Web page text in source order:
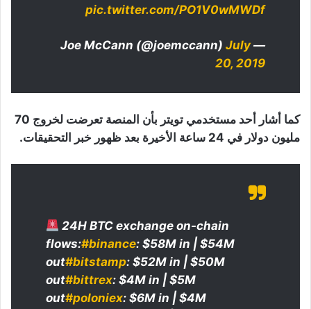
pic.twitter.com/PO1V0wMWDf
— Joe McCann (@joemccann)
July
20, 2019
كما أشار أحد مستخدمي تويتر بأن المنصة تعرضت لخروج 70
مليون دولار في 24 ساعة الأخيرة بعد ظهور خبر التحقيقات.
24H BTC exchange on-chain
flows:#binance: $58M in | $54M
out#bitstamp: $52M in | $50M
out#bittrex: $4M in | $5M
out#poloniex: $6M in | $4M